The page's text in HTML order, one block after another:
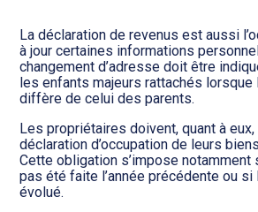
La déclaration de revenus est aussi
à jour certaines informations
changement d’adresse doit être
les enfants majeurs rattachés lorsque
diffère de celui des parents.
Les propriétaires doivent, quant à
déclaration d’occupation de leurs
Cette obligation s’impose notamment
pas été faite l’année précédente ou si
évolué.